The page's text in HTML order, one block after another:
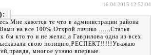
16.04.2015 12:52:04
кажется те что в администрации района
Вами на все 100%.Открой личико ......Статья
бы кто то и не желал,а Гаврилова одна из всех
свою позицию,РЕСПЕКТ!!!!!Уважаю
многое узнаю впервые.